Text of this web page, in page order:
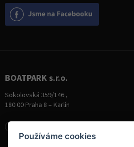
BOATPARK s.r.o.
Sokolovská 359/146 ,
180 00 Praha 8 – Karlín
Používáme cookies